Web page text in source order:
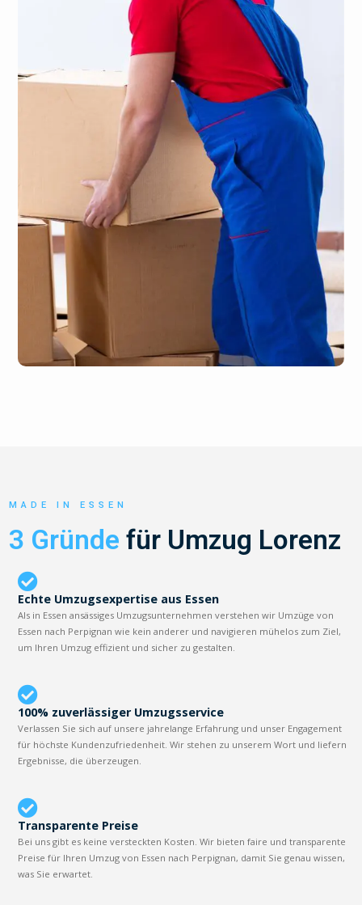
MADE IN ESSEN
3 Gründe für Umzug Lorenz
Echte Umzugsexpertise aus Essen
Als in Essen ansässiges Umzugsunternehmen verstehen wir Umzüge von
Essen nach Perpignan wie kein anderer und navigieren mühelos zum Ziel,
um Ihren Umzug effizient und sicher zu gestalten.
100% zuverlässiger Umzugsservice
Verlassen Sie sich auf unsere jahrelange Erfahrung und unser Engagement
für höchste Kundenzufriedenheit. Wir stehen zu unserem Wort und liefern
Ergebnisse, die überzeugen.
Transparente Preise
Bei uns gibt es keine versteckten Kosten. Wir bieten faire und transparente
Preise für Ihren Umzug von Essen nach Perpignan, damit Sie genau wissen,
was Sie erwartet.